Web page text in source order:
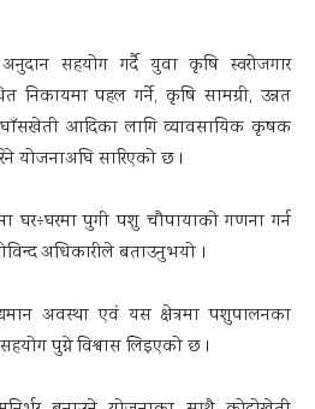
अनुदान सहयोग गर्दै युवा कृषि स्वरोजगार
निकायमा पहल गर्ने, कृषि सामग्री, उन्नत
आदिका लागि व्यावसायिक कृषक
योजनाअघि सारिएको छ ।
घर÷घरमा पुगी पशु चौपायाको गणना गर्न
अधिकारीले बताउनुभयो ।
अवस्था एवं यस क्षेत्रमा पशुपालनका
पुग्ने विश्वास लिइएको छ ।